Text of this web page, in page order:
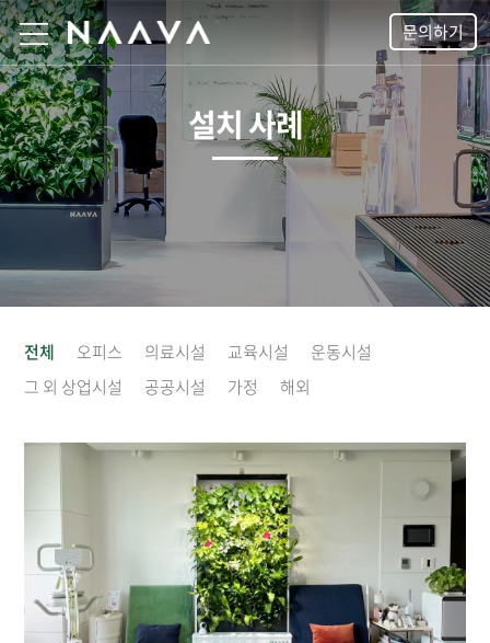
문의하기
설치 사례
전체 오피스 의료시설 교육시설
운동시설
그 외 상업시설
공공시설 가정 해외